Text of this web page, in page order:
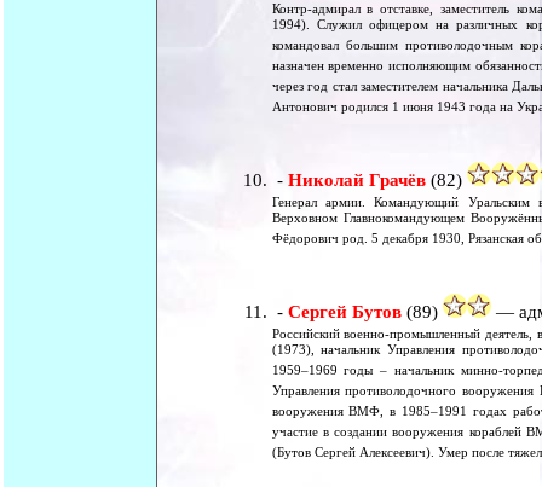
Контр-адмирал в отставке, заместитель
1994). Служил офицером на различных
командовал большим противолодочным
назначен временно исполняющим
через год стал заместителем начальника
Антонович родился 1 июня 1943 года на
- Николай Грачёв (82)
Генерал армии. Командующий
Верховном Главнокомандующем
Фёдорович род. 5 декабря 1930, Рязанская
- Сергей Бутов (89) —
Российский военно-промышленный
(1973), начальник Управления
1959–1969 годы – начальник минно-
Управления противолодочного
вооружения ВМФ, в 1985–1991 годах
участие в создании вооружения кораблей
(Бутов Сергей Алексеевич). Умер после